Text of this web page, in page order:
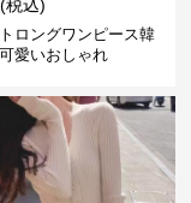
(税込)
ロングワンピース韓
愛いおしゃれ